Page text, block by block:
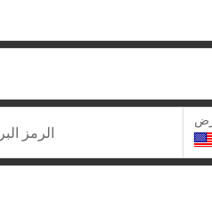
الرمز